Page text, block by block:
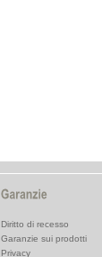
Diritto di recesso
Garanzie sui prodotti
Privacy